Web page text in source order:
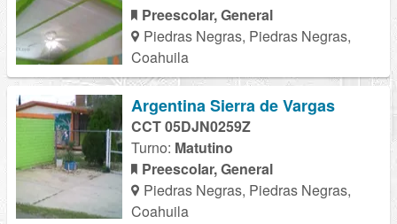
Preescolar, General
Piedras Negras, Piedras Negras,
Coahuila
Argentina Sierra de Vargas
CCT 05DJN0259Z
Turno: Matutino
Preescolar, General
Piedras Negras, Piedras Negras,
Coahuila